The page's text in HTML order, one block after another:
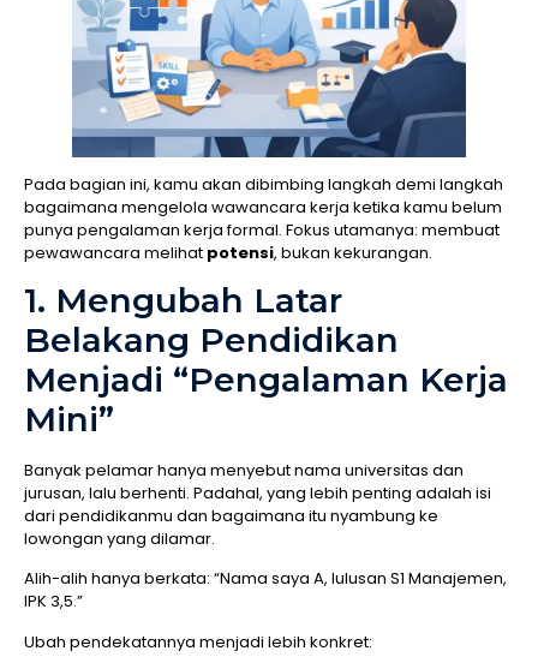
Pada bagian ini, kamu akan dibimbing langkah demi langkah
bagaimana mengelola wawancara kerja ketika kamu belum
punya pengalaman kerja formal. Fokus utamanya: membuat
pewawancara melihat potensi, bukan kekurangan.
1. Mengubah Latar
Belakang Pendidikan
Menjadi “Pengalaman Kerja
Mini”
Banyak pelamar hanya menyebut nama universitas dan
jurusan, lalu berhenti. Padahal, yang lebih penting adalah isi
dari pendidikanmu dan bagaimana itu nyambung ke
lowongan yang dilamar.
Alih-alih hanya berkata: “Nama saya A, lulusan S1 Manajemen,
IPK 3,5.”
Ubah pendekatannya menjadi lebih konkret: